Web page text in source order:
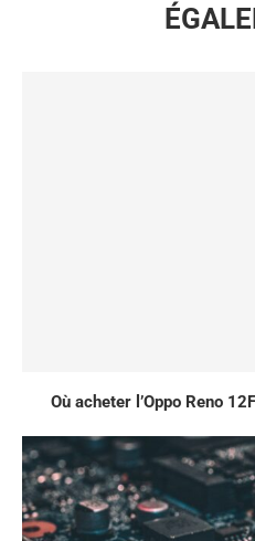
Où acheter l’Oppo Reno